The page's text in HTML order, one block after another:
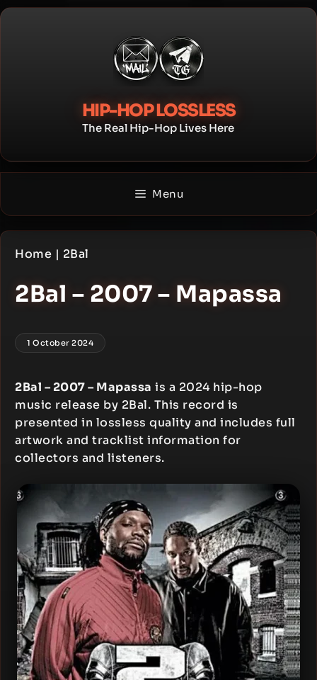
Skip
HIP-HOP LOSSLESS
The Real Hip-Hop Lives Here
Menu
Home | 2Bal
2Bal – 2007 – Mapassa
1 October 2024
2Bal – 2007 – Mapassa is a 2024 hip-hop
music release by 2Bal. This record is
presented in lossless quality and includes full
artwork and tracklist information for
collectors and listeners.